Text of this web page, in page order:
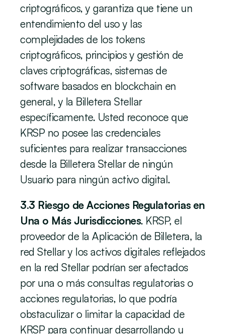
criptográficos, y garantiza que tiene un
entendimiento del uso y las
complejidades de los tokens
criptográficos, principios y gestión de
claves criptográficas, sistemas de
software basados en blockchain en
general, y la Billetera Stellar
específicamente. Usted reconoce que
KRSP no posee las credenciales
suficientes para realizar transacciones
desde la Billetera Stellar de ningún
Usuario para ningún activo digital.
3.3 Riesgo de Acciones Regulatorias en
Una o Más Jurisdicciones. KRSP, el
proveedor de la Aplicación de Billetera, la
red Stellar y los activos digitales reflejados
en la red Stellar podrían ser afectados
por una o más consultas regulatorias o
acciones regulatorias, lo que podría
obstaculizar o limitar la capacidad de
KRSP para continuar desarrollando u